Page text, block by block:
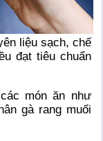
liệu sạch, chế
đạt tiêu chuẩn
món ăn như
gà rang muối